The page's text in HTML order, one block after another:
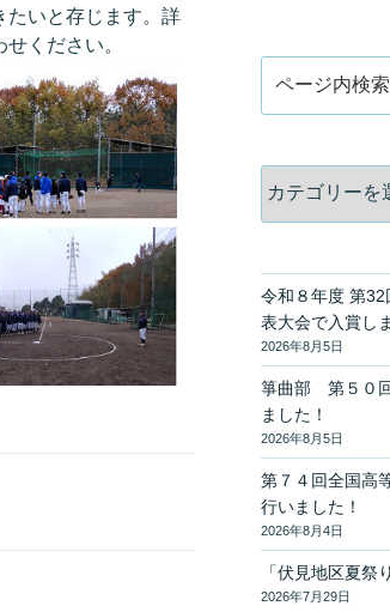
たいと存じます。詳
ください。
テ
令和８年度 第
表大会で入賞し
2026年8月5日
箏曲部 第５０
ました！
2026年8月5日
第７４回全国高
行いました！
2026年8月4日
「伏見地区夏祭
2026年7月29日